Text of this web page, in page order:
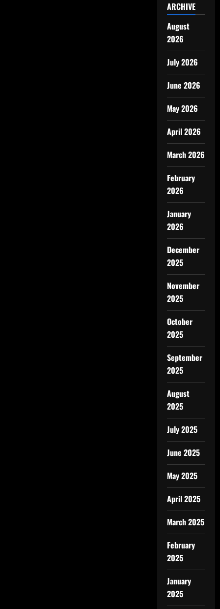
ARCHIVE
August
2026
July 2026
June 2026
May 2026
April 2026
March 2026
February
2026
January
2026
December
2025
November
2025
October
2025
September
2025
August
2025
July 2025
June 2025
May 2025
April 2025
March 2025
February
2025
January
2025